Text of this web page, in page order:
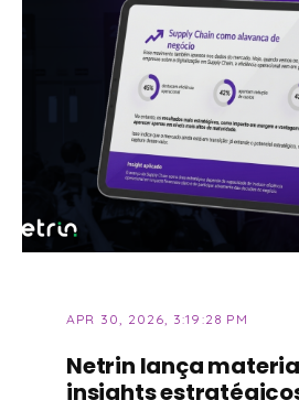
APR 30, 2026, 3:19:28 PM
Netrin lança
insights